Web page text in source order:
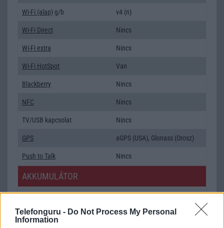
Telefonguru - Do Not Process My Personal
Information
Wi-Fi (alap) g/b v4 (n)
Wi-Fi Direct Nincs
Wi-Fi extra Nincs
Wi-Fi HotSpot Van
Blackberry Nincs
NFC Nincs
TV/USB kapcsolat Nincs
GPS aGPS (USA), Glonass (Orosz)
Push to Talk Nincs
AKKUMULÁTOR
Típus Li-Ion
Készenléti idő h /
Cserélhetőség
465